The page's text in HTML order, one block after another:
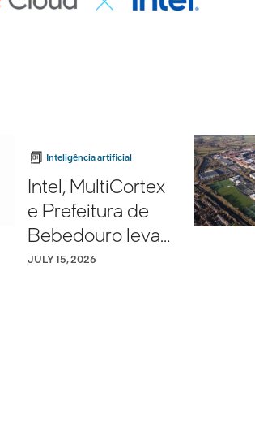
Inteligência artificial
Intel, MultiCortex
e Prefeitura de
Bebedouro levam
inteligência
JULY 15, 2026